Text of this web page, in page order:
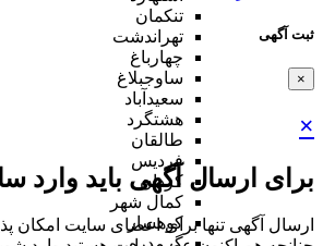
ثبت آگهی
×
×
برای ارسال آگهی باید وارد
ارسال آگهی تنها برای اعضای سایت امکان
تنکمان
تهراندشت
چهارباغ
ساوجبلاغ
سعیدآباد
هشتگرد
طالقان
فردیس
کردان
کمال شهر
کوهسار